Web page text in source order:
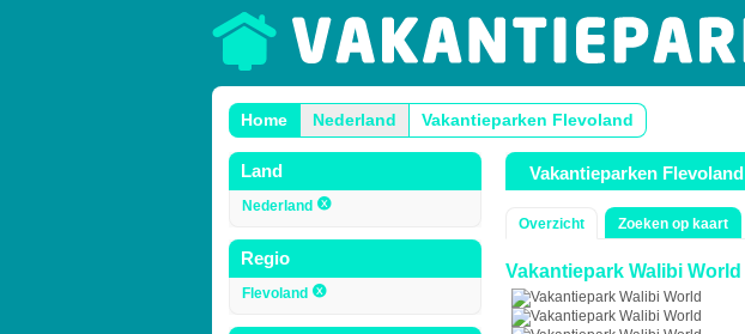
Home Nederland Vakantieparken Flevoland
Land
Nederland
Regio
Flevoland
Vakantieparken Flevoland
Overzicht Zoeken op kaart
Vakantiepark Walibi World